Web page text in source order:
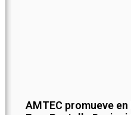
AMTEC promueve en